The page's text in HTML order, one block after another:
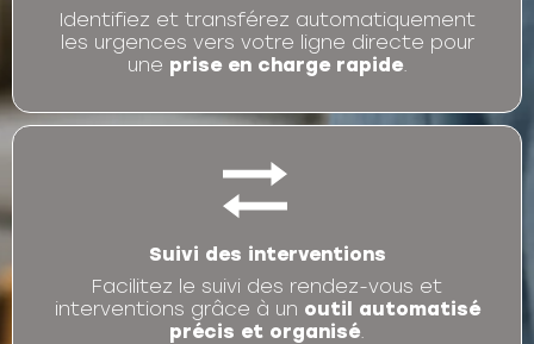
Identifiez et transférez automatiquement
les urgences vers votre ligne directe pour
une prise en charge rapide.
Suivi des interventions
Facilitez le suivi des rendez-vous et
interventions grâce à un outil automatisé
précis et organisé.